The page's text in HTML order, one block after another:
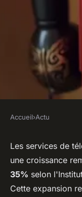
du
Eva•18 décembre
Accueil›Actu
Les services de
une croissance
35% selon
Cette expansion